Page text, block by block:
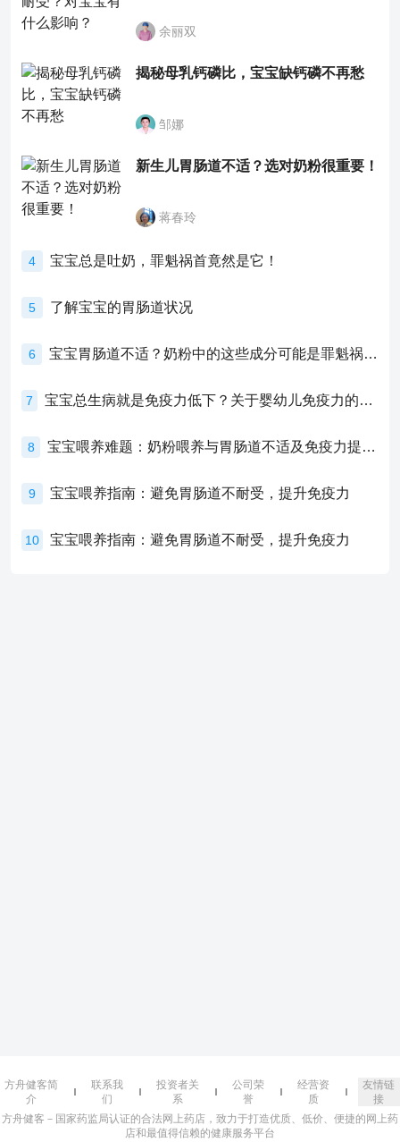
余丽双
揭秘母乳钙磷比，宝宝缺钙磷不再愁
邹娜
新生儿胃肠道不适？选对奶粉很重要！
蒋春玲
4 宝宝总是吐奶，罪魁祸首竟然是它！
5 了解宝宝的胃肠道状况
6 宝宝胃肠道不适？奶粉中的这些成分可能是罪魁祸首！
7 宝宝总生病就是免疫力低下？关于婴幼儿免疫力的真相，家长必须了解！
8 宝宝喂养难题：奶粉喂养与胃肠道不适及免疫力提升的奥秘
9 宝宝喂养指南：避免胃肠道不耐受，提升免疫力
10 宝宝喂养指南：避免胃肠道不耐受，提升免疫力
方舟健客简
介
联系我
们
投资者关
系
公司荣
誉
经营资
质
友情链
接
方舟健客－国家药监局认证的合法网上药店，致力于打造优质、低价、便捷的网上药
店和最值得信赖的健康服务平台